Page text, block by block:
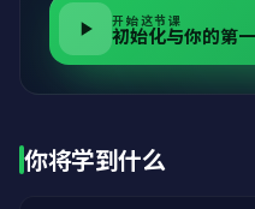
开始这节课
初始化与你的第
你将学到什么